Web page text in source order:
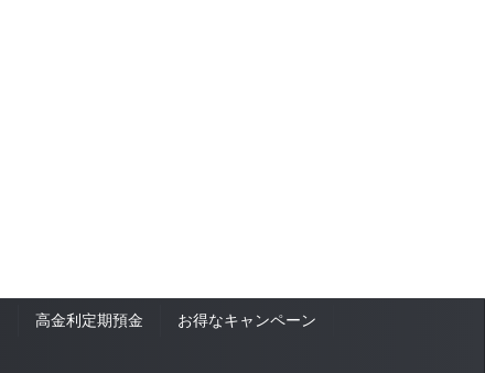
高金利定期預金
お得なキャンペーン